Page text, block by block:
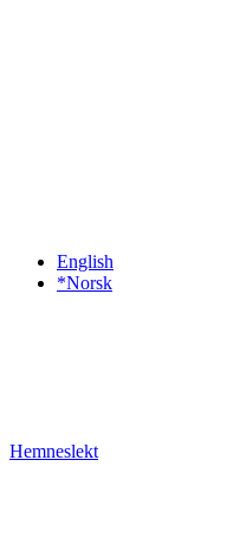
English
*Norsk
Hemneslekt